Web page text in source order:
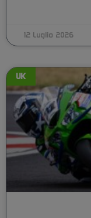
12 Luglio 2026
UK